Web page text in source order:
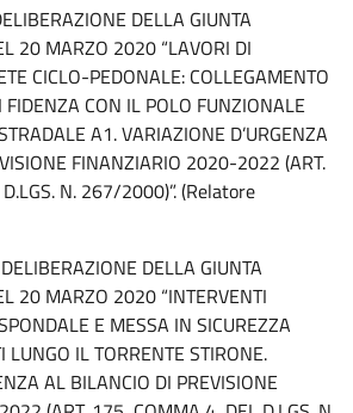
DELLA GIUNTA
20 MARZO 2020 “LAVORI DI
CICLO-PEDONALE: COLLEGAMENTO
FIDENZA CON IL POLO FUNZIONALE
A1. VARIAZIONE D’URGENZA
FINANZIARIO 2020-2022 (ART.
N. 267/2000)”. (Relatore
DELLA GIUNTA
20 MARZO 2020 “INTERVENTI
E MESSA IN SICUREZZA
LUNGO IL TORRENTE STIRONE.
AL BILANCIO DI PREVISIONE